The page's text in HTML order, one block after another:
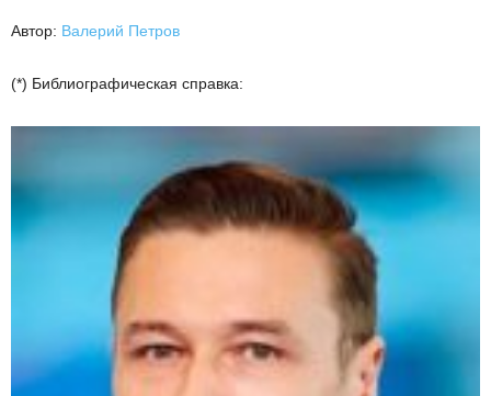
Автор: Валерий Петров
(*) Библиографическая справка: